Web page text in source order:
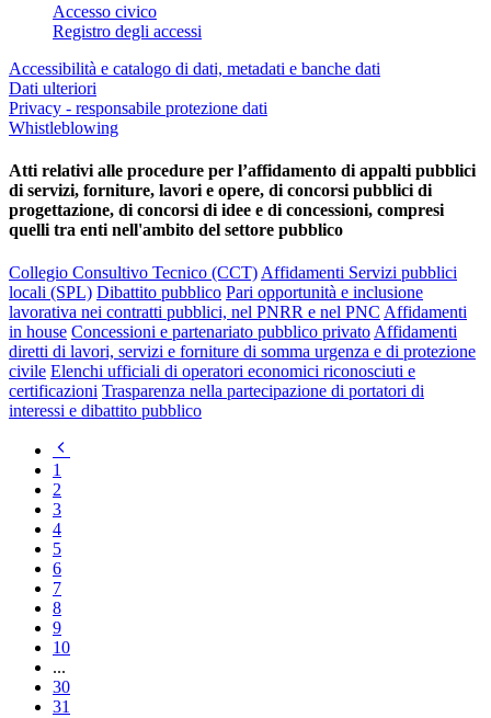
Accesso civico
Registro degli accessi
Accessibilità e catalogo di dati, metadati e banche dati
Dati ulteriori
Privacy - responsabile protezione dati
Whistleblowing
Atti relativi alle procedure per l’affidamento di appalti pubblici
di servizi, forniture, lavori e opere, di concorsi pubblici di
progettazione, di concorsi di idee e di concessioni, compresi
quelli tra enti nell'ambito del settore pubblico
Collegio Consultivo Tecnico (CCT) Affidamenti Servizi pubblici
locali (SPL) Dibattito pubblico Pari opportunità e inclusione
lavorativa nei contratti pubblici, nel PNRR e nel PNC Affidamenti
in house Concessioni e partenariato pubblico privato Affidamenti
diretti di lavori, servizi e forniture di somma urgenza e di protezione
civile Elenchi ufficiali di operatori economici riconosciuti e
certificazioni Trasparenza nella partecipazione di portatori di
interessi e dibattito pubblico
1
2
3
4
5
6
7
8
9
10
...
30
31